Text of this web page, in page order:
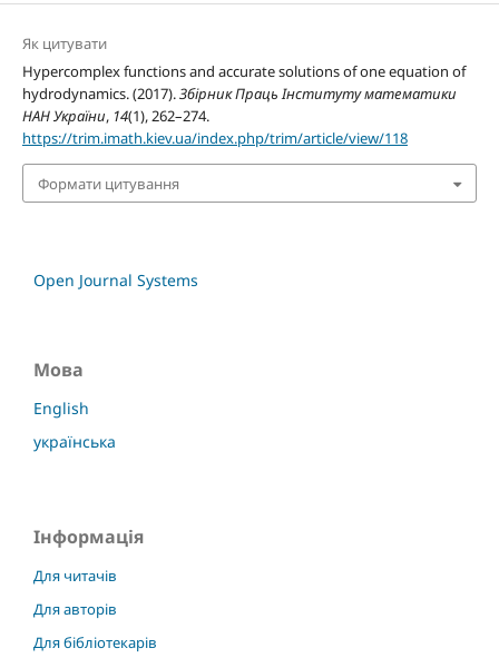
Як цитувати
Hypercomplex functions and accurate solutions of one equation of
hydrodynamics. (2017).Збірник Праць Інституту математики
НАН України, 14(1), 262–274.
https://trim.imath.kiev.ua/index.php/trim/article/view/118
Формати цитування
Open Journal Systems
Мова
English
українська
Інформація
Для читачів
Для авторів
Для бібліотекарів